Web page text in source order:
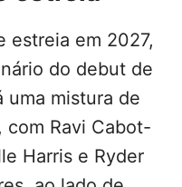
estreia em 2027,
do debut de
uma mistura de
Ravi Cabot-
Harris e Ryder